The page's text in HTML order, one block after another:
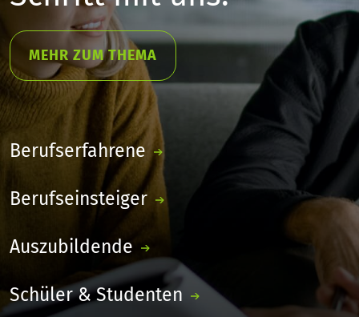
MEHR ZUM THEMA
Berufserfahrene
Berufseinsteiger
Auszubildende
Schüler & Studenten